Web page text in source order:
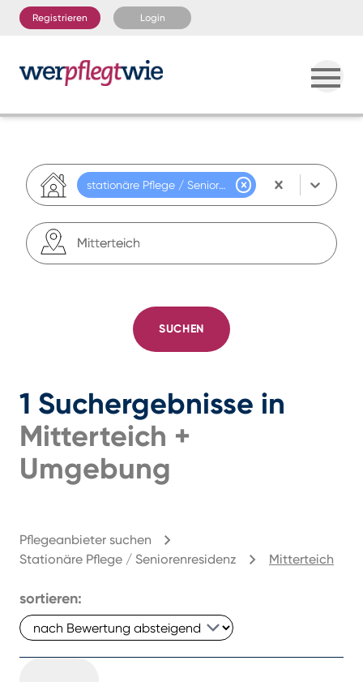
Registrieren Login
stationäre Pflege / Seniorenresidenz
SUCHEN
1 Suchergebnisse in
Mitterteich +
Umgebung
Pflegeanbieter suchen
Stationäre Pflege / Seniorenresidenz
Mitterteich
sortieren: